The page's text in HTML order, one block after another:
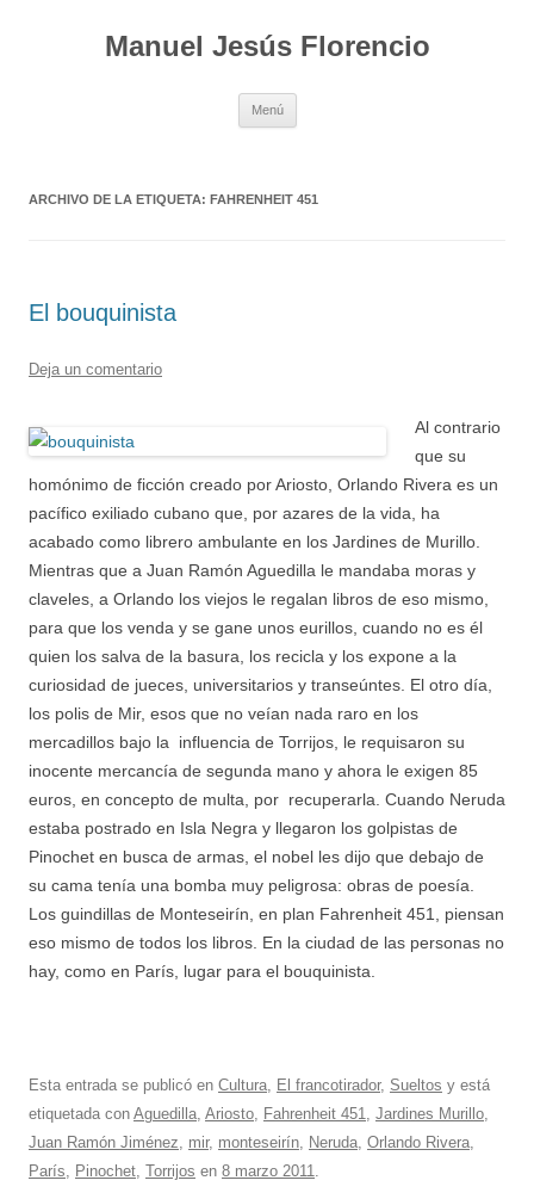
Manuel Jesús Florencio
Menú
ARCHIVO DE LA ETIQUETA: FAHRENHEIT 451
El bouquinista
Deja un comentario
Al contrario
que su
homónimo de ficción creado por Ariosto, Orlando Rivera es un
pacífico exiliado cubano que, por azares de la vida, ha
acabado como librero ambulante en los Jardines de Murillo.
Mientras que a Juan Ramón Aguedilla le mandaba moras y
claveles, a Orlando los viejos le regalan libros de eso mismo,
para que los venda y se gane unos eurillos, cuando no es él
quien los salva de la basura, los recicla y los expone a la
curiosidad de jueces, universitarios y transeúntes. El otro día,
los polis de Mir, esos que no veían nada raro en los
mercadillos bajo la influencia de Torrijos, le requisaron su
inocente mercancía de segunda mano y ahora le exigen 85
euros, en concepto de multa, por recuperarla. Cuando Neruda
estaba postrado en Isla Negra y llegaron los golpistas de
Pinochet en busca de armas, el nobel les dijo que debajo de
su cama tenía una bomba muy peligrosa: obras de poesía.
Los guindillas de Monteseirín, en plan Fahrenheit 451, piensan
eso mismo de todos los libros. En la ciudad de las personas no
hay, como en París, lugar para el bouquinista.
Esta entrada se publicó en Cultura, El francotirador, Sueltos y está
etiquetada con Aguedilla, Ariosto, Fahrenheit 451, Jardines Murillo,
Juan Ramón Jiménez, mir, monteseirín, Neruda, Orlando Rivera,
París, Pinochet, Torrijos en 8 marzo 2011.